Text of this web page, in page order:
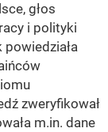
głos
i polityki
powiedziała
zweryfikował
m.in. dane